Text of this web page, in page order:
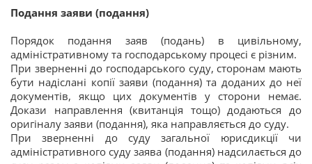
Подання заяви (подання)
Порядок подання заяв (подань) в цивільному,
адміністративному та господарському процесі є різним.
При зверненні до господарського суду, сторонам мають
бути надіслані копії заяви (подання) та доданих до неї
документів, якщо цих документів у сторони немає.
Докази направлення (квитанція тощо) додаються до
оригіналу заяви (подання), яка направляється до суду.
При зверненні до суду загальної юрисдикції чи
адміністративного суду заява (подання) надсилається до